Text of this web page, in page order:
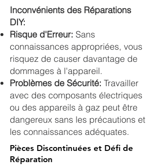
Inconvénients des Réparations
DIY:
Risque d'Erreur: Sans
connaissances appropriées, vous
risquez de causer davantage de
dommages à l'appareil.
Problèmes de Sécurité: Travailler
avec des composants électriques
ou des appareils à gaz peut être
dangereux sans les précautions et
les connaissances adéquates.
Pièces Discontinuées et Défi de
Réparation